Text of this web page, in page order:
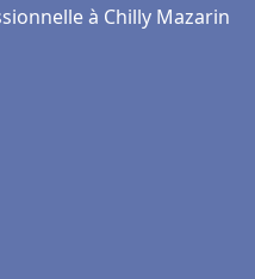
à Chilly Mazarin